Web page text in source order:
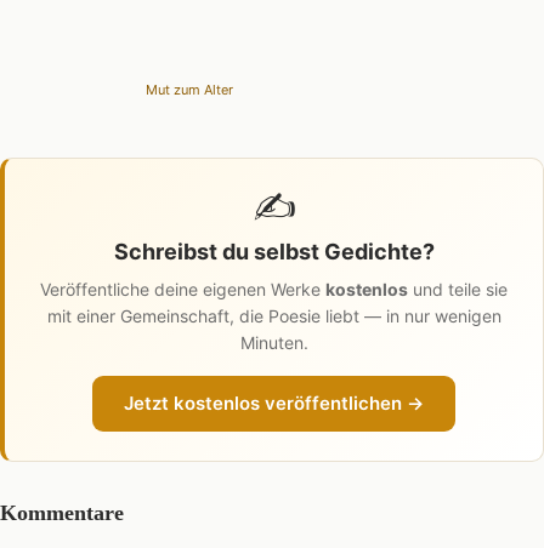
Mut zum Alter
✍️
Schreibst du selbst Gedichte?
Veröffentliche deine eigenen Werke kostenlos und teile sie
mit einer Gemeinschaft, die Poesie liebt — in nur wenigen
Minuten.
Jetzt kostenlos veröffentlichen →
Kommentare